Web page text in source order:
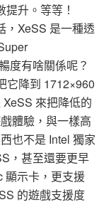
升。等等！
，XeSS 是一種透
度有啥關係呢？
它降到 1712×960
來把降低的
體驗，與一樣高
也不是 Intel 獨家
，甚至還要更早
顯示卡，更支援
的遊戲支援度